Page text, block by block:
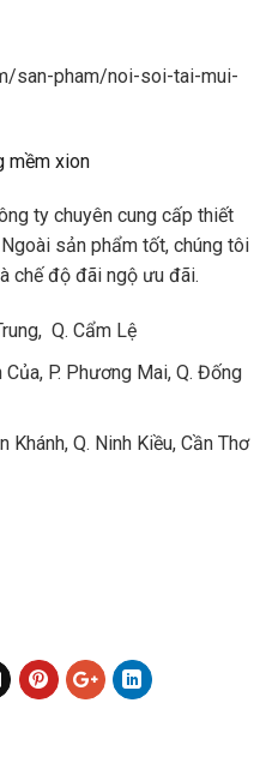
san-pham/noi-soi-tai-mui-
mềm xion
ty chuyên cung cấp thiết
sản phẩm tốt, chúng tôi
chế độ đãi ngộ ưu đãi.
Q. Cẩm Lệ
P. Phương Mai, Q. Đống
Khánh, Q. Ninh Kiều, Cần Thơ